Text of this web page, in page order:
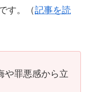
す。（記事を読
や罪悪感から立